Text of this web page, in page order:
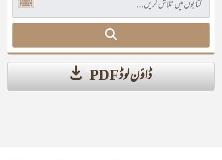
ڈاؤن لوڈ PDF